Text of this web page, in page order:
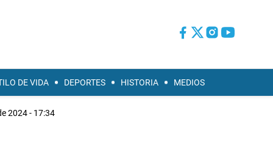
DE VIDA DEPORTES HISTORIA MEDIOS
2024 - 17:34